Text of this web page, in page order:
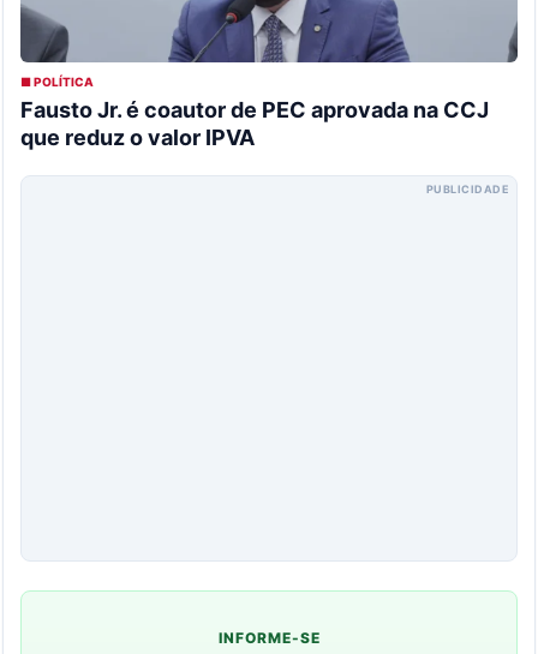
■ POLÍTICA
Fausto Jr. é coautor de PEC aprovada na CCJ
que reduz o valor IPVA
PUBLICIDADE
INFORME-SE